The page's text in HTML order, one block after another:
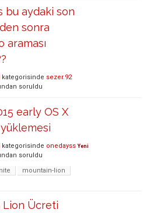
bu aydaki son
sonra
araması
kategorisinde sezer.92
soruldu
early OS X
kategorisinde onedayss Yeni
soruldu
mountain-lion
Lion Ücreti